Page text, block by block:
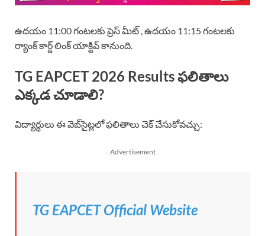
ఉదయం 11:00 గంటలకు ప్రెస్ మీట్ , ఉదయం 11:15 గంటలకు
ర్యాంక్ కార్డ్ లింక్ యాక్టివ్ కానుంది.
TG EAPCET 2026 Results ఫలితాలు
ఎక్కడ చూడాలి?
విద్యార్థులు ఈ వెబ్‌సైట్లలో ఫలితాలు చెక్ చేసుకోవచ్చు:
Advertisement
TG EAPCET Official Website